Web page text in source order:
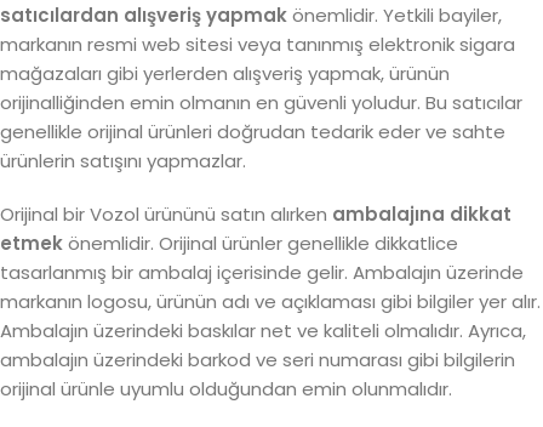
satıcılardan alışveriş yapmakönemlidir. Yetkili bayiler,
markanın resmi web sitesi veya tanınmış elektronik sigara
mağazaları gibi yerlerden alışveriş yapmak, ürünün
orijinalliğinden emin olmanın en güvenli yoludur. Bu satıcılar
genellikle orijinal ürünleri doğrudan tedarik eder ve sahte
ürünlerin satışını yapmazlar.
Orijinal bir Vozol ürününü satın alırken ambalajına dikkat
etmekönemlidir. Orijinal ürünler genellikle dikkatlice
tasarlanmış bir ambalaj içerisinde gelir. Ambalajın üzerinde
markanın logosu, ürünün adı ve açıklaması gibi bilgiler yer alır.
Ambalajın üzerindeki baskılar net ve kaliteli olmalıdır. Ayrıca,
ambalajın üzerindeki barkod ve seri numarası gibi bilgilerin
orijinal ürünle uyumlu olduğundan emin olunmalıdır.